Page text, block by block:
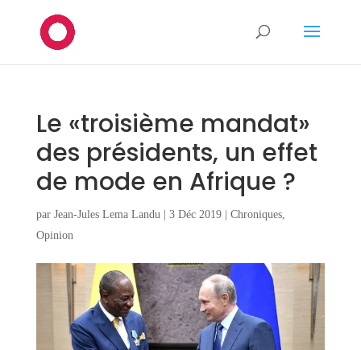
Le «troisième mandat»
des présidents, un effet
de mode en Afrique ?
par Jean-Jules Lema Landu| 3 Déc 2019| Chroniques,
Opinion